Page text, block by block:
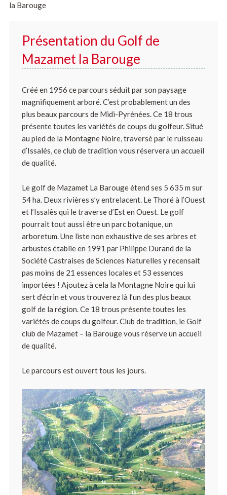
la Barouge
Présentation du Golf de
Mazamet la Barouge
Créé en 1956 ce parcours séduit par son paysage
magnifiquement arboré. C’est probablement un des
plus beaux parcours de Midi-Pyrénées. Ce 18 trous
présente toutes les variétés de coups du golfeur. Situé
au pied de la Montagne Noire, traversé par le ruisseau
d’Issalés, ce club de tradition vous réservera un accueil
de qualité.
Le golf de Mazamet La Barouge étend ses 5 635 m sur
54 ha. Deux rivières s’y entrelacent. Le Thoré à l’Ouest
et l’Issalès qui le traverse d’Est en Ouest. Le golf
pourrait tout aussi être un parc botanique, un
arboretum. Une liste non exhaustive de ses arbres et
arbustes établie en 1991 par Philippe Durand de la
Société Castraises de Sciences Naturelles y recensait
pas moins de 21 essences locales et 53 essences
importées ! Ajoutez à cela la Montagne Noire qui lui
sert d’écrin et vous trouverez là l’un des plus beaux
golf de la région. Ce 18 trous présente toutes les
variétés de coups du golfeur. Club de tradition, le Golf
club de Mazamet – la Barouge vous réserve un accueil
de qualité.
Le parcours est ouvert tous les jours.